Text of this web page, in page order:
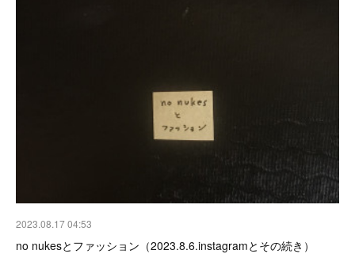
2023.08.17 04:53
no nukesとファッション（2023.8.6.instagramとその続き）